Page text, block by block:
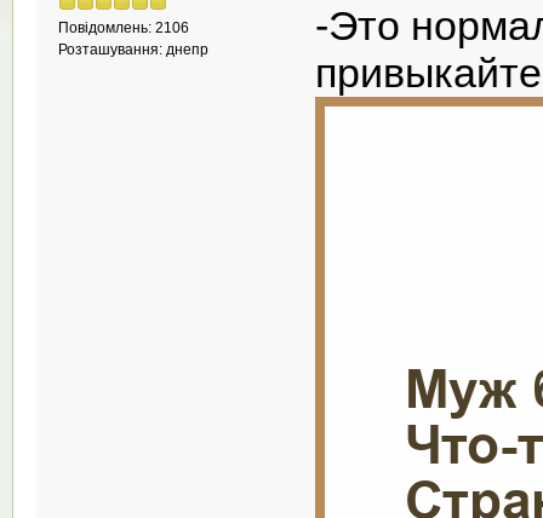
Повідомлень: 2106
Розташування: днепр
-Это